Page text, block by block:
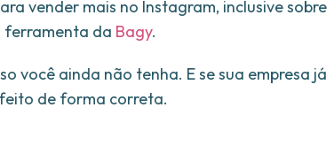
vender mais no Instagram, inclusive sobre
ferramenta da Bagy.
você ainda não tenha. E se sua empresa já
de forma correta.